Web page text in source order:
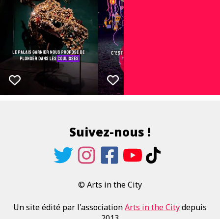
Suivez-nous !
© Arts in the City
Un site édité par l'associationArts in the Citydepuis